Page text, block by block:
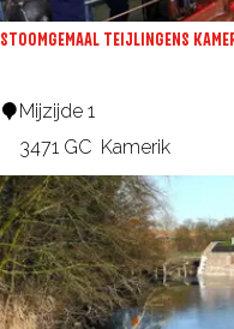
u
n
B
l
i
k
d
K
o
p
STOOMGEMAAL TEIJLINGENS
S
o
o
m
g
Mijzijde 1
3471 GC Kamerik